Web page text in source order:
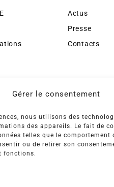
Gérer le consentement
nous utilisons des
des appareils. Le fait de
telles que le comportement
ou de retirer son
fonctions.
Actus
Presse
Contacts